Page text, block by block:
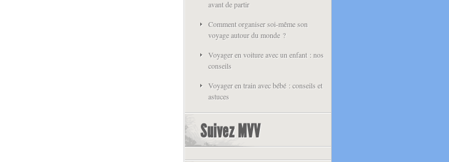
avant de partir
Comment organiser soi-même son
voyage autour du monde ?
Voyager en voiture avec un enfant : nos
conseils
Voyager en train avec bébé : conseils et
astuces
Suivez MVV